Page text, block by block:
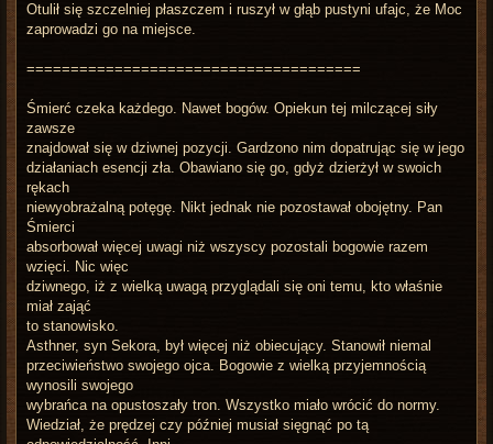
Otulił się szczelniej płaszczem i ruszył w głąb pustyni ufajc, że Moc
zaprowadzi go na miejsce.
======================================
Śmierć czeka każdego. Nawet bogów. Opiekun tej milczącej siły
zawsze
znajdował się w dziwnej pozycji. Gardzono nim dopatrując się w jego
działaniach esencji zła. Obawiano się go, gdyż dzierżył w swoich
rękach
niewyobrażalną potęgę. Nikt jednak nie pozostawał obojętny. Pan
Śmierci
absorbował więcej uwagi niż wszyscy pozostali bogowie razem
wzięci. Nic więc
dziwnego, iż z wielką uwagą przyglądali się oni temu, kto właśnie
miał zająć
to stanowisko.
Asthner, syn Sekora, był więcej niż obiecujący. Stanowił niemal
przeciwieństwo swojego ojca. Bogowie z wielką przyjemnością
wynosili swojego
wybrańca na opustoszały tron. Wszystko miało wrócić do normy.
Wiedział, że prędzej czy później musiał sięgnąć po tą